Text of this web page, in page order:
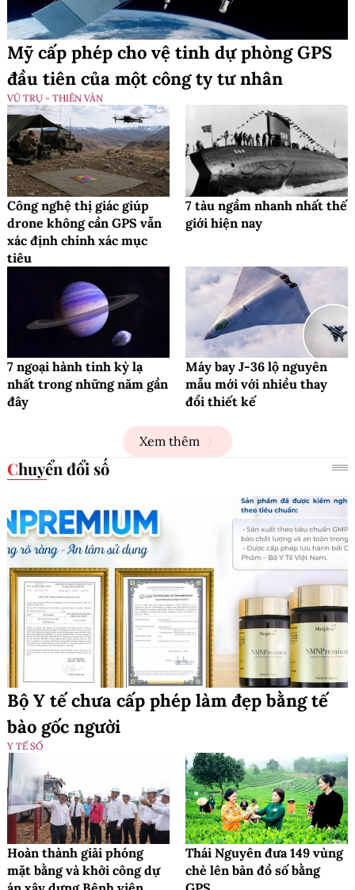
Mỹ cấp phép cho vệ tinh dự phòng GPS
đầu tiên của một công ty tư nhân
VŨ TRỤ - THIÊN VĂN
Công nghệ thị giác giúp
drone không cần GPS vẫn
xác định chính xác mục
tiêu
7 tàu ngầm nhanh nhất thế
giới hiện nay
7 ngoại hành tinh kỳ lạ
nhất trong những năm gần
đây
Máy bay J-36 lộ nguyên
mẫu mới với nhiều thay
đổi thiết kế
Xem thêm
Chuyển đổi số
Bộ Y tế chưa cấp phép làm đẹp bằng tế
bào gốc người
Y TẾ SỐ
Hoàn thành giải phóng
mặt bằng và khởi công dự
Thái Nguyên đưa 149 vùng
chè lên bản đồ số bằng